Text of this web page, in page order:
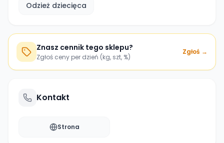
Odzież dziecięca
Znasz cennik tego sklepu?
Zgłoś ceny per dzień (kg, szt, %)
Zgłoś →
Kontakt
Strona